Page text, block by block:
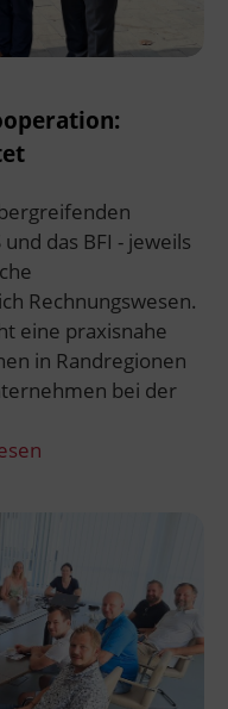
das BFI - jeweils
Rechnungswesen.
eine praxisnahe
in Randregionen
bei der